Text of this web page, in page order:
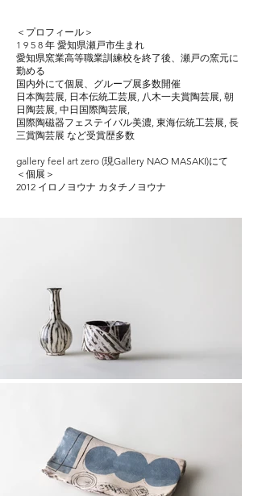
＜プロフィール＞
1 9 5 8 年 愛知県瀬戸市生まれ
愛知県窯業高等職業訓練校を終了後、瀬戸の窯元に
勤める
国内外にて個展、グループ展多数開催
日本陶芸展, 日本伝統工芸展, 八木一夫賞陶芸展, 朝
日陶芸展, 中日国際陶芸展,
国際陶磁器フェステイバル美濃, 東海伝統工芸展, 長
三賞陶芸展 など受賞歴多数
gallery feel art zero (現Gallery NAO MASAKI)にて
＜個展＞
2012 イロノヨウナ カタチノヨウナ